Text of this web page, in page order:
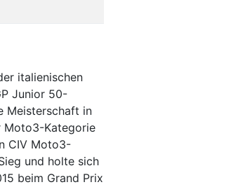
italienischen
Junior 50-
Meisterschaft in
Moto3-Kategorie
CIV Moto3-
und holte sich
beim Grand Prix